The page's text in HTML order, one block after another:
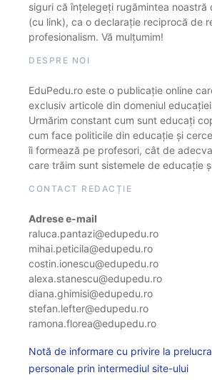
siguri că înțelegeți rugămintea noastră
(cu link), ca o declarație reciprocă de
profesionalism. Vă mulțumim!
DESPRE NOI
EduPedu.ro este o publicație online
exclusiv articole din domeniul
Urmărim constant cum sunt educați
cum face politicile din educație și
îi formează pe profesori, cât de
care trăim sunt sistemele de educație
CONTACT REDACȚIE
Adrese e-mail
raluca.pantazi@edupedu.ro
mihai.peticila@edupedu.ro
costin.ionescu@edupedu.ro
alexa.stanescu@edupedu.ro
diana.ghimisi@edupedu.ro
stefan.lefter@edupedu.ro
ramona.florea@edupedu.ro
Notă de informare cu privire la
personale prin intermediul site-ului